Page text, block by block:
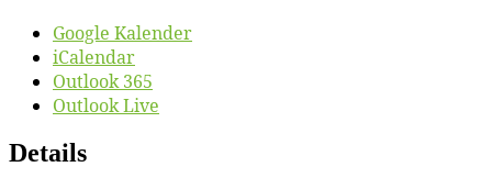
Google Kalender
iCalendar
Outlook 365
Outlook Live
Details